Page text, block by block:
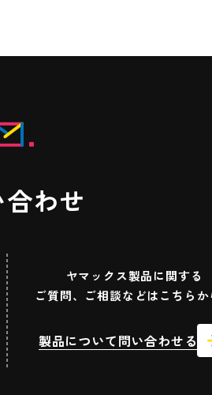
わせ
ヤマックス製品に関する
ご質問、ご相談などはこちらか
製品について問い合わせる